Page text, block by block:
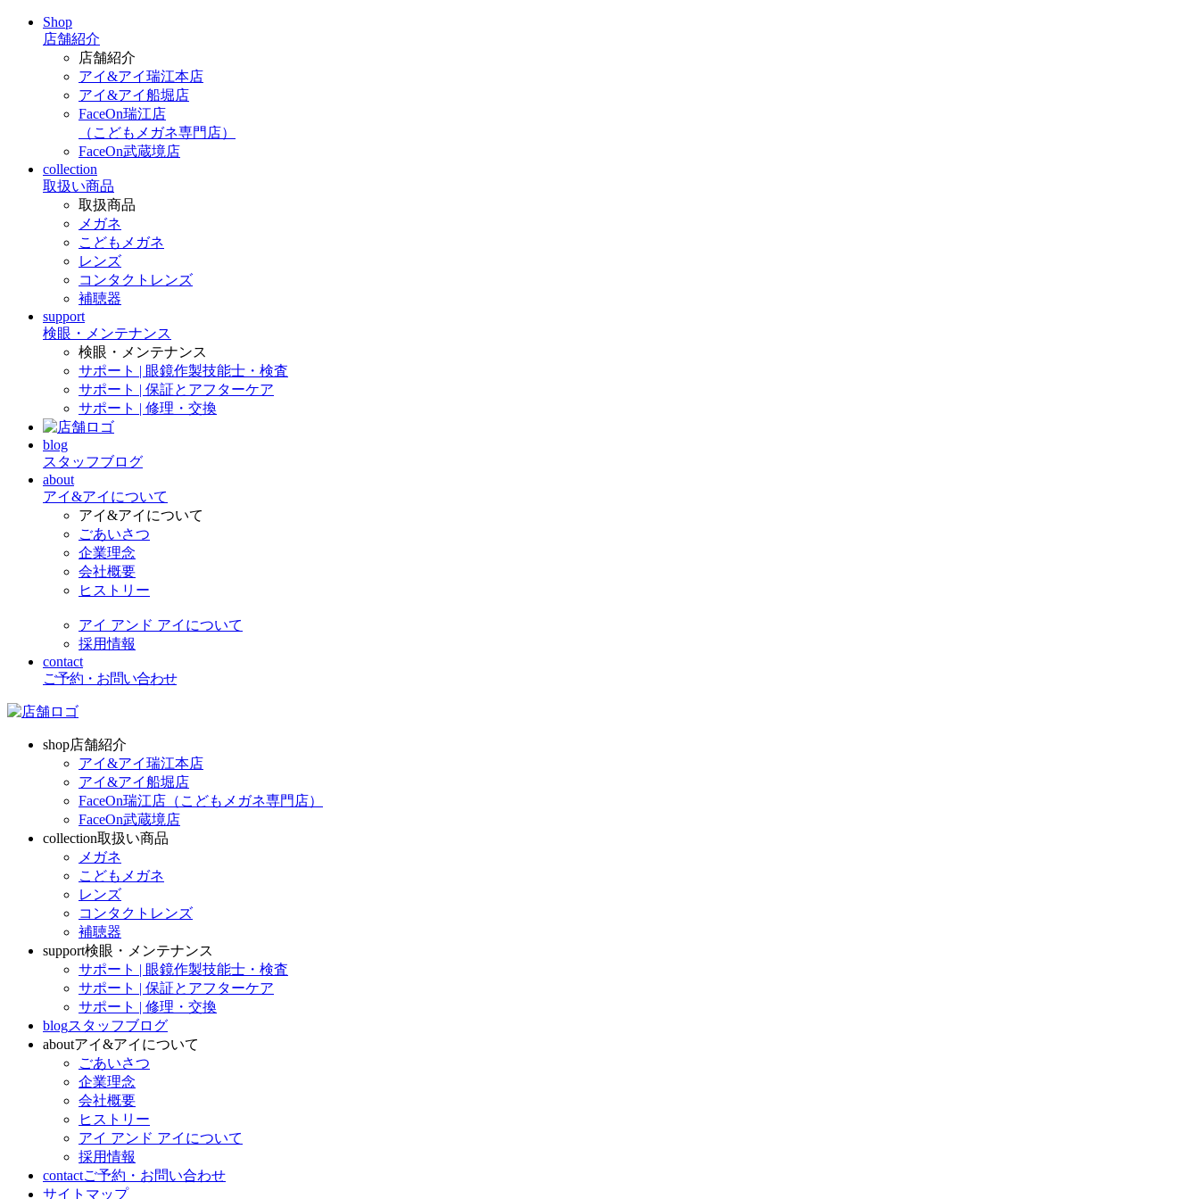
Shop
店舗紹介
店舗紹介
アイ&アイ瑞江本店
アイ&アイ船堀店
FaceOn瑞江店
（こどもメガネ専門店）
FaceOn武蔵境店
collection
取扱い商品
取扱商品
メガネ
こどもメガネ
レンズ
コンタクトレンズ
補聴器
support
検眼・メンテナンス
検眼・メンテナンス
サポート | 眼鏡作製技能士・検査
サポート | 保証とアフターケア
サポート | 修理・交換
blog
スタッフブログ
about
アイ&アイについて
アイ&アイについて
ごあいさつ
企業理念
会社概要
ヒストリー
アイ アンド アイについて
採用情報
contact
ご予約・お問い合わせ
shop店舗紹介
アイ&アイ瑞江本店
アイ&アイ船堀店
FaceOn瑞江店（こどもメガネ専門店）
FaceOn武蔵境店
collection取扱い商品
メガネ
こどもメガネ
レンズ
コンタクトレンズ
補聴器
support検眼・メンテナンス
サポート | 眼鏡作製技能士・検査
サポート | 保証とアフターケア
サポート | 修理・交換
blogスタッフブログ
aboutアイ&アイについて
ごあいさつ
企業理念
会社概要
ヒストリー
アイ アンド アイについて
採用情報
contactご予約・お問い合わせ
サイトマップ